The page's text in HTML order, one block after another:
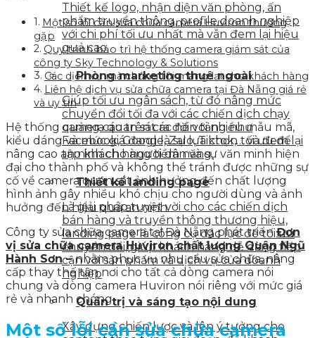
Thiết kế logo, nhận diện văn phòng, ấn
phẩm truyền thông, profile doanh nghiệp
với chi phí tối ưu nhất mà vẫn đem lại hiệu
quả cao.
Phòng marketing thuê ngoài
Giúp tối ưu ngân sách, từ đó nâng mức
chuyển đổi tối đa với các chiến dịch chạy
quảng cáo trên các nền tảng như
Facebook, Google, Zalo, Tiktok,… và đem lại
tập khách hàng tiềm năng.
Thiết kế landing page
Là giải pháp tuyệt vời cho các chiến dịch
bán hàng và truyền thông thương hiệu,
landing page là công cụ đắc lực để tối ưu
chuyển đổi, giúp khách hàng dễ dàng tiếp
cận với sản phẩm và dịch vụ của doanh
nghiệp
Quản trị và sáng tạo nội dung
Xây dựng chiến lược và lên ý tưởng cho
Một số lỗi cần sửa chữa camera Huviron thường
gặp
Quy trình bảo trì hệ thống camera giám sát của
công ty Sky Technology & Solutions
Các dịch vụ mà chúng tôi mang lại cho khách hàng
Liên hệ dịch vụ sửa chữa camera tại Đà Nẵng giá rẻ
và uy tín
Hệ thống camera quan sát ra đời với nhiều mẫu mã,
kiểu dáng và mức giá đang là sự lựa chọn tối ưu để
nâng cao an ninh cho người dân và sự văn minh hiện
đại cho thành phố và không thể tránh được những sự
cố về camera quan sát ảnh hưởng đến chất lượng
hình ảnh gây nhiều khó chịu cho người dùng và ảnh
hưởng đến hiệu quả an ninh.
Công ty sửa chữa camera tại Đà Nẵng phát triểnĐơn
vị sửa chữa camera Huviron chất lượng Quận Ngũ
Hành Sơn–nhằm phục vụ nhu cầu sửa chữa, nâng
cấp thay thế tận nơi cho tất cả dòng camera nói
chung và dòng camera Huviron nói riêng với mức giá
rẻ và nhanh chóng.
Một số lỗi cầnsửa chữacamera